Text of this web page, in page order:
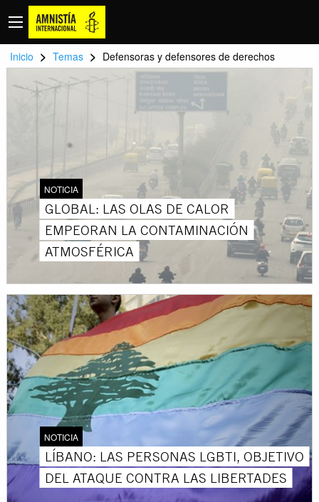
Inicio > Temas > Defensoras y defensores de derechos
NOTICIA
GLOBAL: LAS OLAS DE CALOR
EMPEORAN LA CONTAMINACIÓN
ATMOSFÉRICA
NOTICIA
LÍBANO: LAS PERSONAS LGBTI, OBJETIVO
DEL ATAQUE CONTRA LAS LIBERTADES